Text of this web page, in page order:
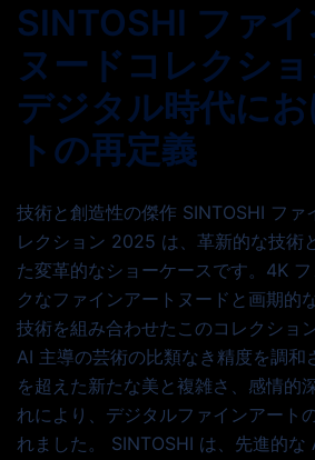
SINTOSHI ファイ
ヌードコレクシ
デジタル時代に
トの再定義
技術と創造性の傑作 SINTOSHI ファ
レクション 2025 は、革新的な技術
た変革的なショーケースです。4K
クなファインアートヌードと画期的
技術を組み合わせたこのコレクショ
AI 主導の芸術の比類なき精度を調和
を超えた新たな美と複雑さ、感情的
れにより、デジタルファインアート
れました。 SINTOSHI は、先進的な